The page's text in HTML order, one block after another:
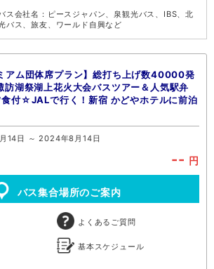
ス会社名：ピースジャパン、泉観光バス、IBS、北
バス、旅友、ワールド自興など
アム団体席プラン】総打ち上げ数40000発
湖祭湖上花火大会バスツアー＆人気駅弁
食付☆JALで行く！新宿 かどやホテルに前泊
14日 ～ 2024年8月14日
-- 円
バス集合場所のご案内
よくあるご質問
基本スケジュール